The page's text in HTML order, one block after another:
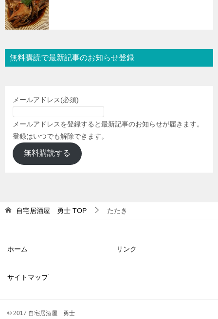
無料購読で最新記事のお知らせ登録
メールアドレス(必須)
メールアドレスを登録すると最新記事のお知らせが届きます。
登録はいつでも解除できます。
無料購読する
自宅居酒屋 勇士 TOP たたき
ホーム リンク
サイトマップ
© 2017 自宅居酒屋 勇士